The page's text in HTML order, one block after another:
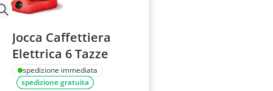
Jocca Caffettiera
Elettrica 6 Tazze
spedizione immediata
spedizione gratuita